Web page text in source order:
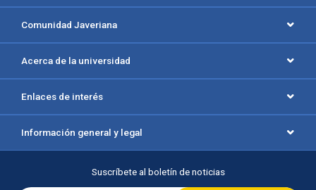
Comunidad Javeriana
Acerca de la universidad
Enlaces de interés
Información general y legal
Suscríbete al boletín de noticias